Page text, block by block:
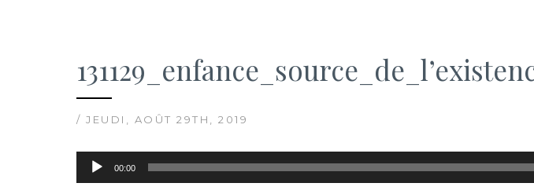
/ JEUDI, AOÛT 29TH, 2019
Lecteur
audio
00:00